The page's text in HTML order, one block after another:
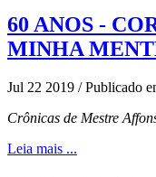
60 ANOS -
MINHA
Jul 22 2019 /Publicado
Crônicas de Mestre
Leia mais ...